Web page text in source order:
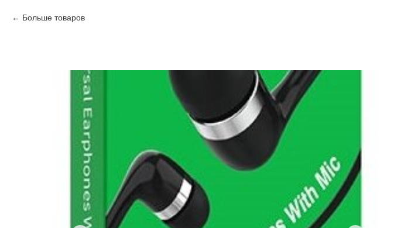
Больше товаров